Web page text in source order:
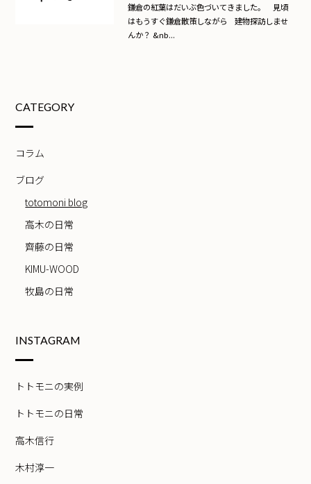
鎌倉の紅葉はだいぶ色づいてきました。 見頃
はもうすぐ鎌倉散策しながら 建物探訪しませ
んか？ &nb...
CATEGORY
コラム
ブログ
totomoni blog
高木の日常
齊藤の日常
KIMU-WOOD
牧島の日常
INSTAGRAM
トトモニの実例
トトモニの日常
高木信行
木村淳一